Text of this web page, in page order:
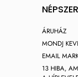
ÁRUHÁZ
MONDJ
EMAIL
13 HIBA,